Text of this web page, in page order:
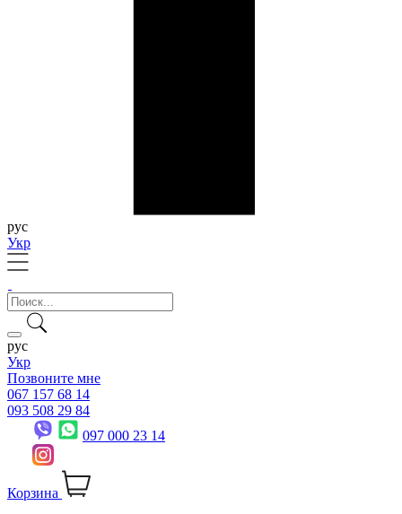
рус
Укр
рус
Укр
Позвоните мне
067 157 68 14
093 508 29 84
097 000 23 14
Корзина